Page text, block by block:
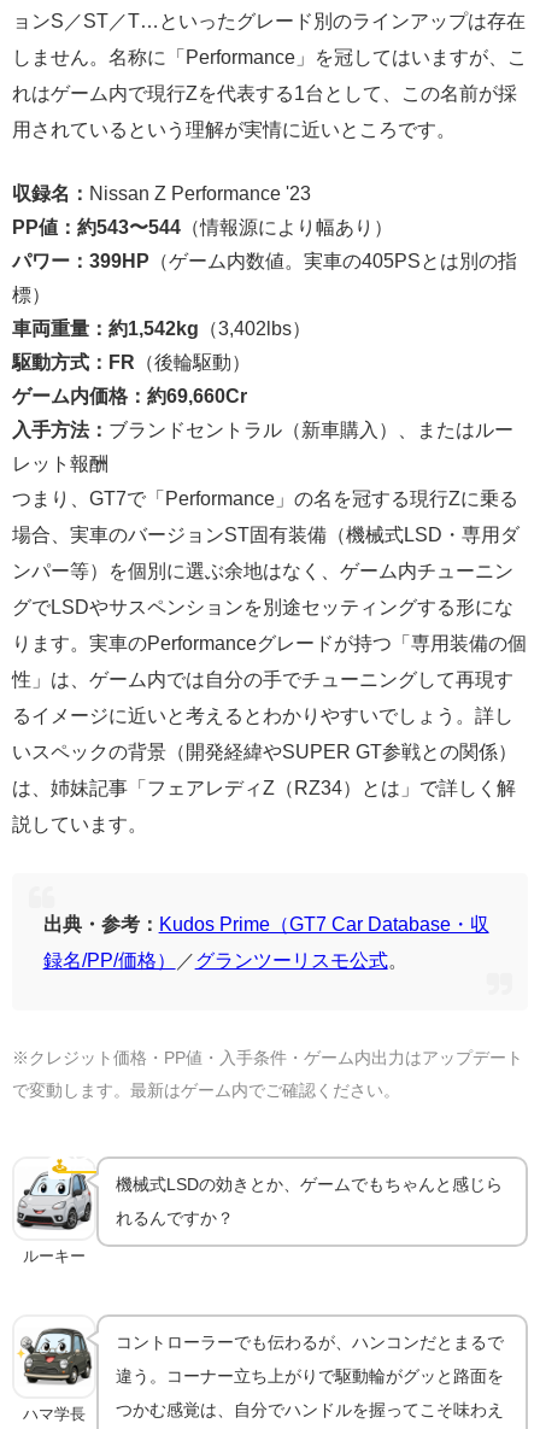
ョンS／ST／T…といったグレード別のラインアップは存在
しません。名称に「Performance」を冠してはいますが、こ
れはゲーム内で現行Zを代表する1台として、この名前が採
用されているという理解が実情に近いところです。
収録名： Nissan Z Performance '23
PP値：約543〜544 （情報源により幅あり）
パワー：399HP （ゲーム内数値。実車の405PSとは別の指
標）
車両重量：約1,542kg （3,402lbs）
駆動方式：FR （後輪駆動）
ゲーム内価格：約69,660Cr
入手方法： ブランドセントラル（新車購入）、またはルー
レット報酬
つまり、GT7で「Performance」の名を冠する現行Zに乗る
場合、実車のバージョンST固有装備（機械式LSD・専用ダ
ンパー等）を個別に選ぶ余地はなく、ゲーム内チューニン
グでLSDやサスペンションを別途セッティングする形にな
ります。実車のPerformanceグレードが持つ「専用装備の個
性」は、ゲーム内では自分の手でチューニングして再現す
るイメージに近いと考えるとわかりやすいでしょう。詳し
いスペックの背景（開発経緯やSUPER GT参戦との関係）
は、姉妹記事「フェアレディZ（RZ34）とは」で詳しく解
説しています。
出典・参考： Kudos Prime（GT7 Car Database・収
録名/PP/価格）
／グランツーリスモ公式。
※クレジット価格・PP値・入手条件・ゲーム内出力はアップデート
で変動します。最新はゲーム内でご確認ください。
🕹️ ハンコン
ハンコンで乗るともっと気持ちいい｜機材ガイド
ルーキー
機械式LSDの効きとか、ゲームでもちゃんと感じら
れるんですか？
ハマ学長
コントローラーでも伝わるが、ハンコンだとまるで
違う。コーナー立ち上がりで駆動輪がグッと路面を
つかむ感覚は、自分でハンドルを握ってこそ味わえ